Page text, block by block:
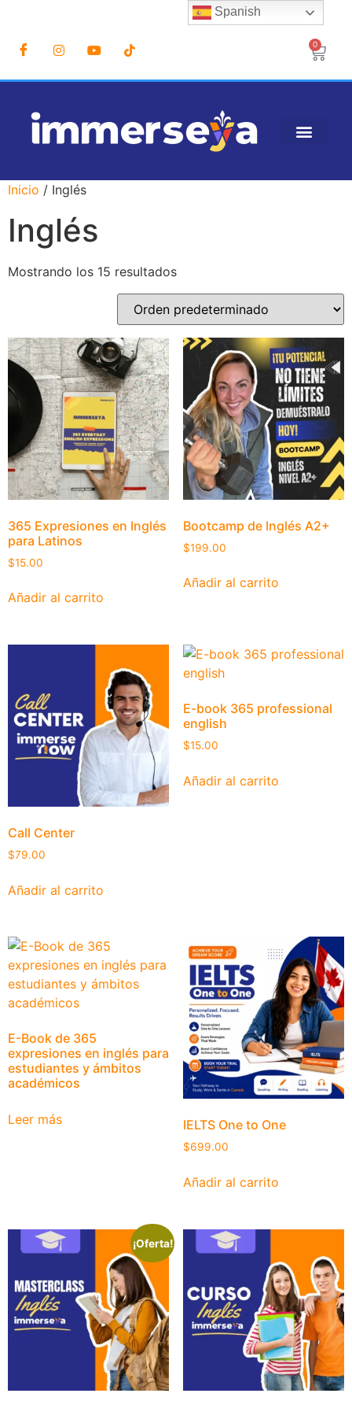
0
Inicio / Inglés
Inglés
Mostrando los 15 resultados
365 Expresiones en Inglés
para Latinos
$15.00
Añadir al carrito
Bootcamp de Inglés A2+
$199.00
Añadir al carrito
Call Center
$79.00
Añadir al carrito
E-book 365 professional
english
$15.00
Añadir al carrito
E-Book de 365
expresiones en inglés para
estudiantes y ámbitos
académicos
Leer más IELTS One to One
$699.00
Añadir al carrito
¡Oferta!
Spanish